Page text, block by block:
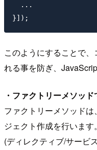
  ...
このようにすることで
れる事を防ぎ、
・ファクトリーメソッド
ファクトリーメソッド
ジェクト作成を行います。
(ディレクティブ/サービ